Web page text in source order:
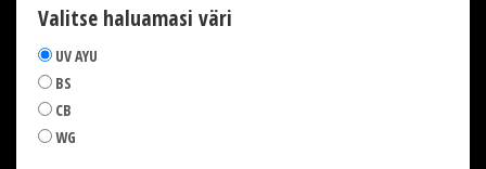
Valitse haluamasi väri
UV AYU
BS
CB
WG